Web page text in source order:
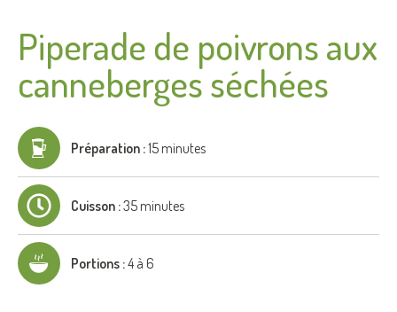
Piperade de poivrons aux
canneberges séchées
Préparation :15 minutes
Cuisson :35 minutes
Portions :4 à 6